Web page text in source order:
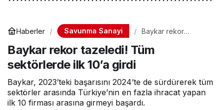
Haberler Savunma Sanayi
Baykar rekor
sektörlerde ilk 10’a
girdi
Baykar rekor tazeledi! Tüm
sektörlerde ilk 10’a girdi
Baykar, 2023’teki başarısını 2024’te de sürdürerek tüm
sektörler arasında Türkiye’nin en fazla ihracat yapan
ilk 10 firması arasına girmeyi başardı.